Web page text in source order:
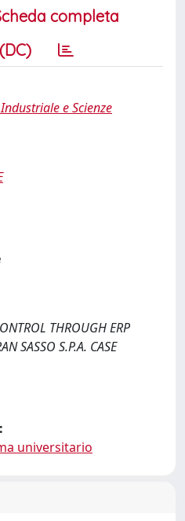
completa
e Scienze
THROUGH ERP
SASSO S.P.A. CASE
universitario